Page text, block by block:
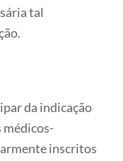
tal
da indicação
médicos-
inscritos